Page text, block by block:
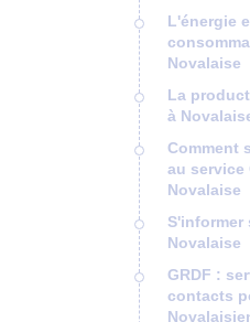
L'énergie
Novalaise
La
à
Comment
au service
Novalaise
S'informer
Novalaise
GRDF :
contacts